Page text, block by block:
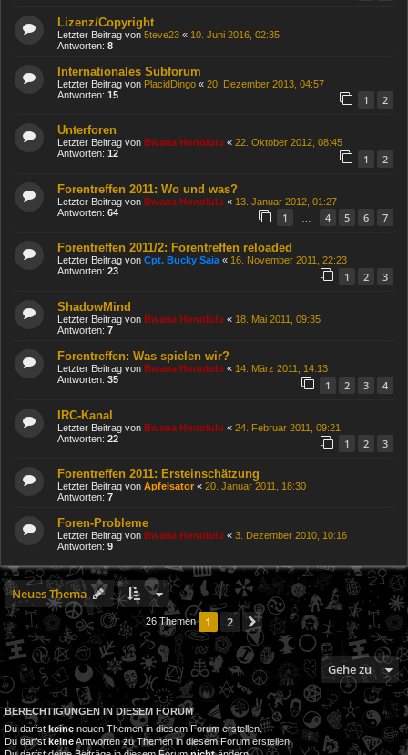
Lizenz/Copyright
Letzter Beitrag von 5teve23 « 10. Juni 2016, 02:35
Antworten: 8
Internationales Subforum
Letzter Beitrag von PlacidDingo « 20. Dezember 2013, 04:57
Antworten: 15 1 2
Unterforen
Letzter Beitrag von Bwana Honolulu « 22. Oktober 2012, 08:45
Antworten: 12 1 2
Forentreffen 2011: Wo und was?
Letzter Beitrag von Bwana Honolulu « 13. Januar 2012, 01:27
Antworten: 64 1 4 5 6 7
Forentreffen 2011/2: Forentreffen reloaded
Letzter Beitrag von Cpt. Bucky Saia « 16. November 2011, 22:23
Antworten: 23 1 2 3
ShadowMind
Letzter Beitrag von Bwana Honolulu « 18. Mai 2011, 09:35
Antworten: 7
Forentreffen: Was spielen wir?
Letzter Beitrag von Bwana Honolulu « 14. März 2011, 14:13
Antworten: 35 1 2 3 4
IRC-Kanal
Letzter Beitrag von Bwana Honolulu « 24. Februar 2011, 09:21
Antworten: 22 1 2 3
Forentreffen 2011: Ersteinschätzung
Letzter Beitrag von Apfelsator « 20. Januar 2011, 18:30
Antworten: 7
Foren-Probleme
Letzter Beitrag von Bwana Honolulu « 3. Dezember 2010, 10:16
Antworten: 9
Neues Thema
26 Themen 1 2 Nächste
Gehe zu
BERECHTIGUNGEN IN DIESEM FORUM
Du darfstkeine neuen Themen in diesem Forum erstellen.
Du darfstkeineAntworten zu Themen in diesem Forum erstellen.